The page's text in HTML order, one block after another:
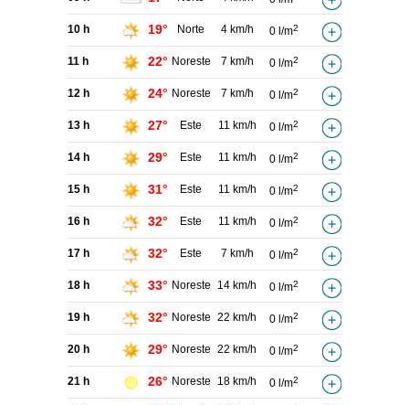
10 h 19° Norte 4 km/h 0 l/m2
11 h 22° Noreste 7 km/h 0 l/m2
12 h 24° Noreste 7 km/h 0 l/m2
13 h 27° Este 11 km/h 0 l/m2
14 h 29° Este 11 km/h 0 l/m2
15 h 31° Este 11 km/h 0 l/m2
16 h 32° Este 11 km/h 0 l/m2
17 h 32° Este 7 km/h 0 l/m2
18 h 33° Noreste 14 km/h 0 l/m2
19 h 32° Noreste 22 km/h 0 l/m2
20 h 29° Noreste 22 km/h 0 l/m2
21 h 26° Noreste 18 km/h 0 l/m2